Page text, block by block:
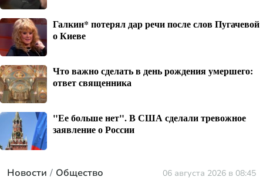
Галкин* потерял дар речи после слов Пугачевой
о Киеве
Что важно сделать в день рождения умершего:
ответ священника
"Ее больше нет". В США сделали тревожное
заявление о России
Новости Общество 06 августа 2026 в 08:45